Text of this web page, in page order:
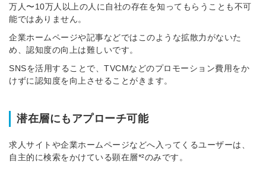
万人〜10万人以上の人に自社の存在を知ってもらうことも不可
能ではありません。
企業ホームページや記事などではこのような拡散力がないた
め、認知度の向上は難しいです。
SNSを活用することで、TVCMなどのプロモーション費用をか
けずに認知度を向上させることがきます。
潜在層にもアプローチ可能
求人サイトや企業ホームページなどへ入ってくるユーザーは、
自主的に検索をかけている顕在層*²のみです。